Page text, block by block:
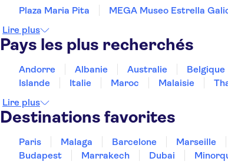
Plaza Maria Pita
MEGA Museo Estrella
Lire plus
Pays les plus recherchés
Andorre Albanie Australie Belgique
Islande
Italie Maroc Malaisie
Lire plus
Destinations favorites
Paris Malaga Barcelone Marseille
Budapest
Marrakech Dubai